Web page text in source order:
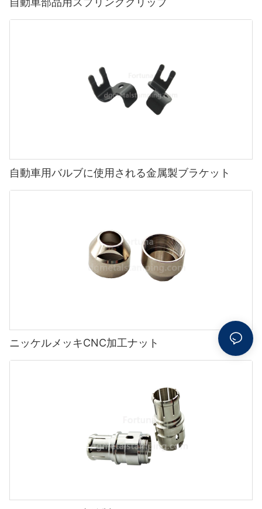
自動車用バルブに使用される金属製ブラケット
ニッケルメッキCNC加工ナット